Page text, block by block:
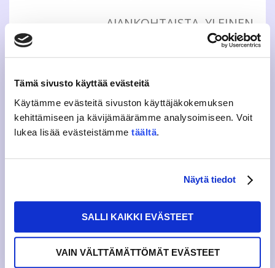
Tämä sivusto käyttää evästeitä
Käytämme evästeitä sivuston käyttäjäkokemuksen
kehittämiseen ja kävijämäärämme analysoimiseen. Voit
lukea lisää evästeistämme täältä.
Näytä tiedot
SALLI KAIKKI EVÄSTEET
VAIN VÄLTTÄMÄTTÖMÄT EVÄSTEET
AJANKOHTAISTA YLEINEN
12.8.2019
ON NYT PIVOSSA!
Odotus on päättynyt ja JAMKOn jäsenet voivat ladata
Pivon ja aktivoida mobiiliopiskelijakortin. Opiskelija-
etupalvelu Frank poistuu JAMKOn jäsenten käytöstä Pivon
perusteellisesti, ja jatkossa voit ti...
YLEINEN
PIVON KÄYTTÖÖNOTTO VENYY
HELMIKUUN LOPPUUN